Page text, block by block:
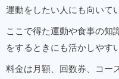
運動をしたい人にも向いて
ここで得た運動や食事の知
をするときにも活かしやす
料金は月額、回数券、コー